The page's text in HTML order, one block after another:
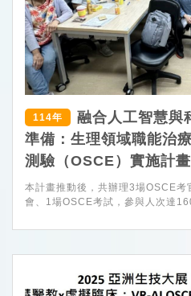
114年
融合人工智慧與
準備：生理領域職能治
測驗（OSCE）實施計畫
本計畫推動後，共辦理3場OSCE考
會、1場OSCE考試，參與人次達